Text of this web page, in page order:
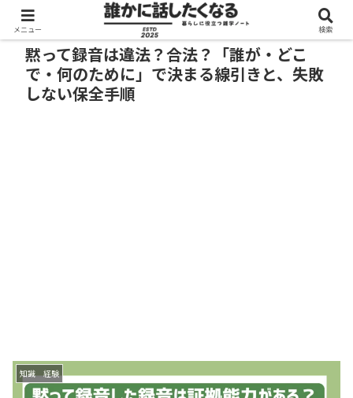
黙って録音は違法？合法？「誰が・どこ
で・何のために」で決まる線引きと、失敗
しない保全手順
知識 経験
メニュー 検索